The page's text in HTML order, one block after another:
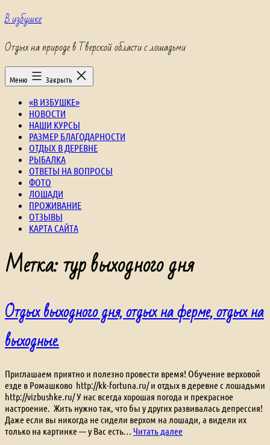
Перейти
к
В избушке
Отдых на природе в Тверской области с лошадьми
Меню Закрыть
«В ИЗБУШКЕ»
НОВОСТИ
НАШИ КУРСЫ
РАЗМЕР БЛАГОДАРНОСТИ
ОТДЫХ В ДЕРЕВНЕ
РЫБАЛКА
ОТВЕТЫ НА ВОПРОСЫ
ФОТО
ЛОШАДИ
ПРОЖИВАНИЕ
ОТЗЫВЫ
КАРТА САЙТА
Метка:тур выходного дня
Отдых выходного дня, отдых на ферме, отдых на
выходные.
Приглашаем приятно и полезно провести время! Обучение верховой
езде в Ромашково http://kk-fortuna.ru/ и отдых в деревне с лошадьми
http://vizbushke.ru/ У нас всегда хорошая погода и прекрасное
настроение. Жить нужно так, что бы у других развивалась депрессия!
Даже если вы никогда не сидели верхом на лошади, а видели их
только на картинке — у Вас есть… Читать далееОтдых